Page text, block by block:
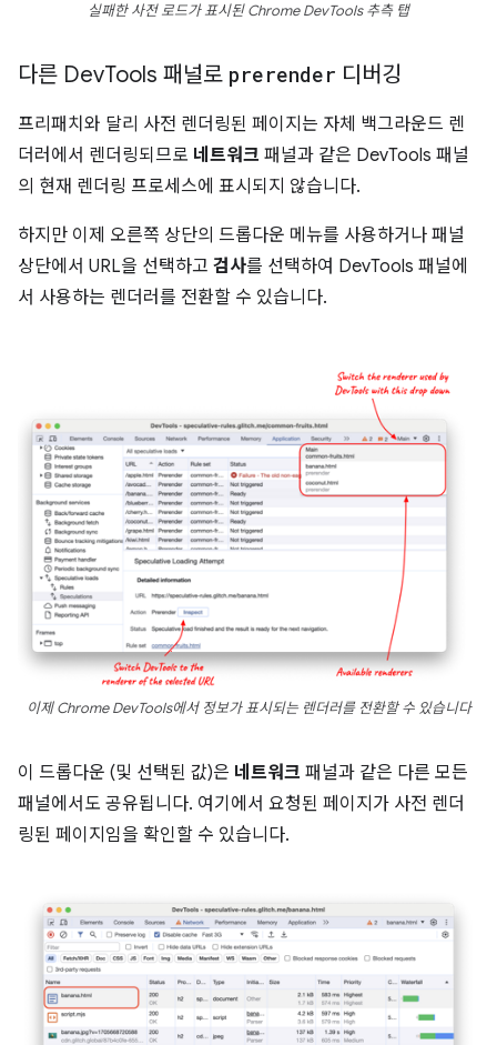
실패한 사전 로드가 표시된 Chrome DevTools 추측 탭
다른 DevTools 패널로 prerender 디버깅
프리패치와 달리 사전 렌더링된 페이지는 자체 백그라운드 렌
더러에서 렌더링되므로 네트워크 패널과 같은 DevTools 패널
의 현재 렌더링 프로세스에 표시되지 않습니다.
하지만 이제 오른쪽 상단의 드롭다운 메뉴를 사용하거나 패널
상단에서 URL을 선택하고 검사를 선택하여 DevTools 패널에
서 사용하는 렌더러를 전환할 수 있습니다.
이제 Chrome DevTools에서 정보가 표시되는 렌더러를 전환할 수 있습니다
이 드롭다운 (및 선택된 값)은 네트워크 패널과 같은 다른 모든
패널에서도 공유됩니다. 여기에서 요청된 페이지가 사전 렌더
링된 페이지임을 확인할 수 있습니다.